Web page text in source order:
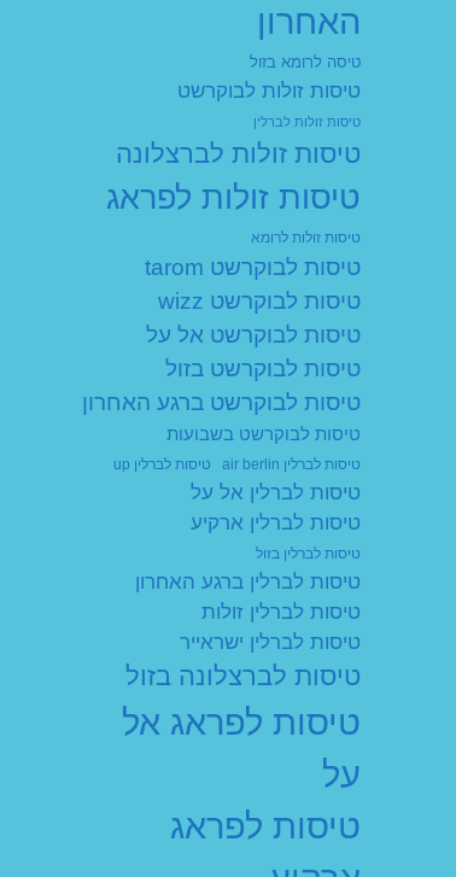
האחרון
טיסה לרומא בזול
טיסות זולות לבוקרשט
טיסות זולות לברלין
טיסות זולות לברצלונה
טיסות זולות לפראג
טיסות זולות לרומא
טיסות לבוקרשט tarom
טיסות לבוקרשט wizz
טיסות לבוקרשט אל על
טיסות לבוקרשט בזול
טיסות לבוקרשט ברגע האחרון
טיסות לבוקרשט בשבועות
טיסות לברלין air berlin טיסות לברלין up
טיסות לברלין אל על
טיסות לברלין ארקיע
טיסות לברלין בזול
טיסות לברלין ברגע האחרון
טיסות לברלין זולות
טיסות לברלין ישראייר
טיסות לברצלונה בזול
טיסות לפראג אל
על
טיסות לפראג